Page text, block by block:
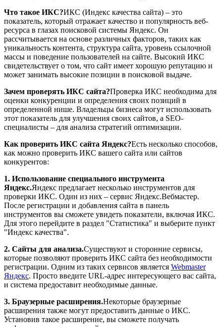
Что такое ИКС?ИКС (Индекс качества сайта) – это
показатель, который отражает качество и популярность веб-
ресурса в глазах поисковой системы Яндекс. Он
рассчитывается на основе различных факторов, таких как
уникальность контента, структура сайта, уровень ссылочной
массы и поведение пользователей на сайте. Высокий ИКС
свидетельствует о том, что сайт имеет хорошую репутацию и
может занимать высокие позиции в поисковой выдаче.
Зачем проверять ИКС сайта?Проверка ИКС необходима для
оценки конкуренции и определения своих позиций в
определенной нише. Владельцы бизнеса могут использовать
этот показатель для улучшения своих сайтов, а SEO-
специалисты – для анализа стратегий оптимизации.
Как проверить ИКС сайта Яндекс?Есть несколько способов,
как можно проверить ИКС вашего сайта или сайтов
конкурентов:
1. Использование специального инструмента
Яндекс.Яндекс предлагает несколько инструментов для
проверки ИКС. Один из них – сервис Яндекс.Вебмастер.
После регистрации и добавления сайта в панель
инструментов вы сможете увидеть показатели, включая ИКС.
Для этого перейдите в раздел "Статистика" и выберите пункт
"Индекс качества".
2. Сайты для анализа.Существуют и сторонние сервисы,
которые позволяют проверить ИКС сайта без необходимости
регистрации. Одним из таких сервисов является Webmaster
Яндекс. Просто введите URL-адрес интересующего вас сайта,
и система предоставит необходимые данные.
3. Браузерные расширения.Некоторые браузерные
расширения также могут предоставить данные о ИКС.
Установив такое расширение, вы сможете получать